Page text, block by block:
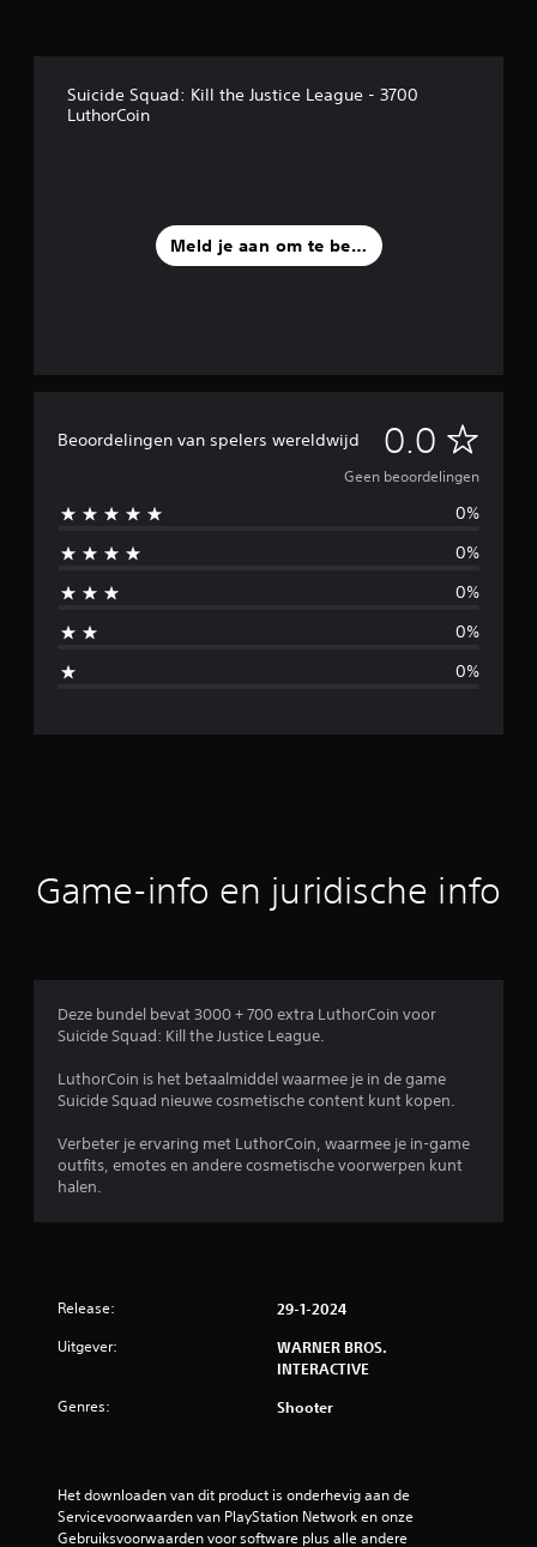
Suicide Squad: Kill the Justice League - 3700
LuthorCoin
Meld je aan om te beoordelen
Beoordelingen van spelers wereldwijd 0.0 G
e
e
n
e
o
e
i
n
e
n
Geen beoordelingen
0%
0%
0%
0%
0%
Game-info en juridische info
Deze bundel bevat 3000 + 700 extra LuthorCoin voor
Suicide Squad: Kill the Justice League.
LuthorCoin is het betaalmiddel waarmee je in de game
Suicide Squad nieuwe cosmetische content kunt kopen.
Verbeter je ervaring met LuthorCoin, waarmee je in-game
outfits, emotes en andere cosmetische voorwerpen kunt
halen.
Release: 29-1-2024
Uitgever:
WARNER BROS.
INTERACTIVE
Genres: Shooter
Het downloaden van dit product is onderhevig aan de
Servicevoorwaarden van PlayStation Network en onze
Gebruiksvoorwaarden voor software plus alle andere